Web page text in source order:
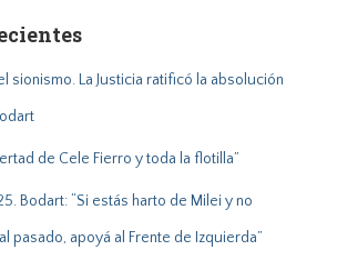
sionismo. La Justicia ratificó la absolución
de Cele Fierro y toda la flotilla”
Bodart: “Si estás harto de Milei y no
pasado, apoyá al Frente de Izquierda”